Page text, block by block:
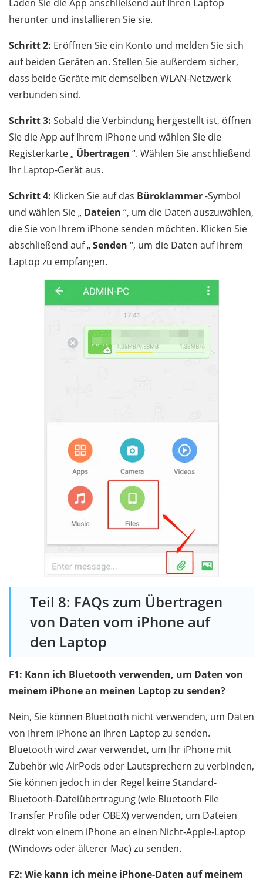
Laden Sie die App anschließend auf Ihren Laptop
herunter und installieren Sie sie.
Schritt 2: Eröffnen Sie ein Konto und melden Sie sich
auf beiden Geräten an. Stellen Sie außerdem sicher,
dass beide Geräte mit demselben WLAN-Netzwerk
verbunden sind.
Schritt 3: Sobald die Verbindung hergestellt ist, öffnen
Sie die App auf Ihrem iPhone und wählen Sie die
Registerkarte „ Übertragen “. Wählen Sie anschließend
Ihr Laptop-Gerät aus.
Schritt 4: Klicken Sie auf das Büroklammer-Symbol
und wählen Sie „ Dateien “, um die Daten auszuwählen,
die Sie von Ihrem iPhone senden möchten. Klicken Sie
abschließend auf „Senden “, um die Daten auf Ihrem
Laptop zu empfangen.
Teil 8: FAQs zum Übertragen
von Daten vom iPhone auf
den Laptop
F1: Kann ich Bluetooth verwenden, um Daten von
meinem iPhone an meinen Laptop zu senden?
Nein, Sie können Bluetooth nicht verwenden, um Daten
von Ihrem iPhone an Ihren Laptop zu senden.
Bluetooth wird zwar verwendet, um Ihr iPhone mit
Zubehör wie AirPods oder Lautsprechern zu verbinden,
Sie können jedoch in der Regel keine Standard-
Bluetooth-Dateiübertragung (wie Bluetooth File
Transfer Profile oder OBEX) verwenden, um Dateien
direkt von einem iPhone an einen Nicht-Apple-Laptop
(Windows oder älterer Mac) zu senden.
F2: Wie kann ich meine iPhone-Daten auf meinem